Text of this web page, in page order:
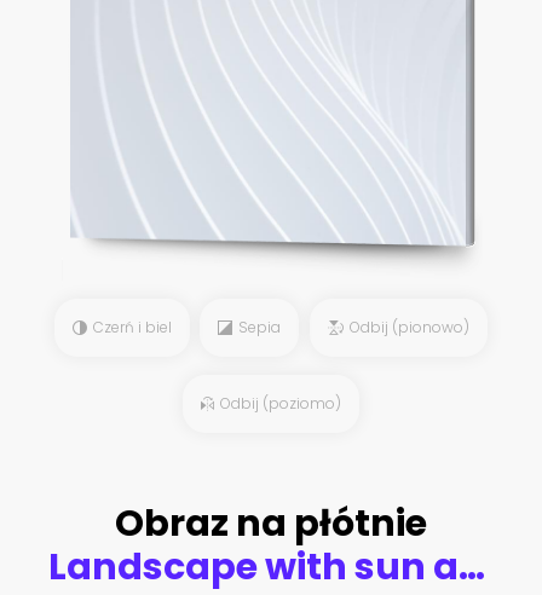
Czerń i biel Sepia Odbij (pionowo)
Odbij (poziomo)
Obraz na płótnie
Landscape with sun and storks